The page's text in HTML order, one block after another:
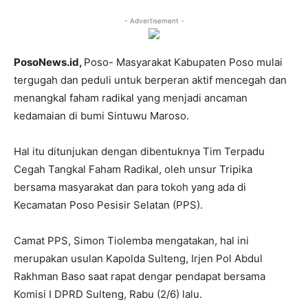
- Advertisement -
PosoNews.id, Poso- Masyarakat Kabupaten Poso mulai
tergugah dan peduli untuk berperan aktif mencegah dan
menangkal faham radikal yang menjadi ancaman
kedamaian di bumi Sintuwu Maroso.
Hal itu ditunjukan dengan dibentuknya Tim Terpadu
Cegah Tangkal Faham Radikal, oleh unsur Tripika
bersama masyarakat dan para tokoh yang ada di
Kecamatan Poso Pesisir Selatan (PPS).
Camat PPS, Simon Tiolemba mengatakan, hal ini
merupakan usulan Kapolda Sulteng, Irjen Pol Abdul
Rakhman Baso saat rapat dengar pendapat bersama
Komisi I DPRD Sulteng, Rabu (2/6) lalu.